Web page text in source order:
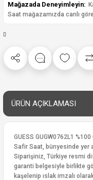
Mağazada Deneyimleyin:
Saat mağazamızda canlı
ÜRÜN AÇIKLAMASI
GUESS GUGW0762L1
Safir Saat, bünyesinde yer
Siparişiniz, Türkiye resmi
garanti belgesiyle birlikte
kaşelenip ıslak imzalı